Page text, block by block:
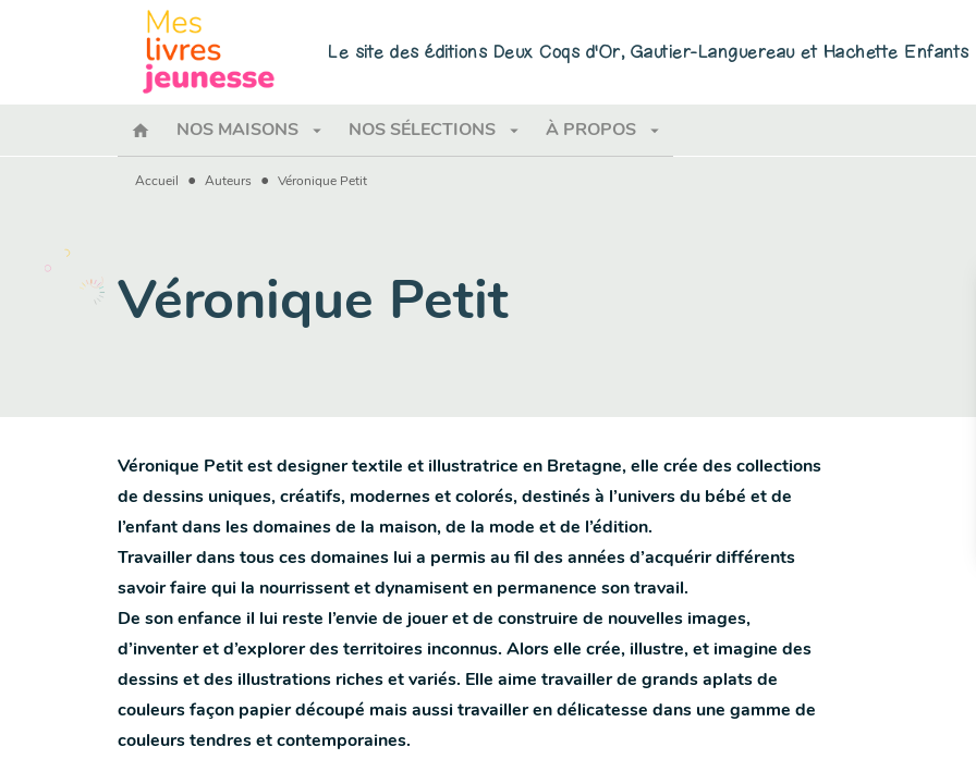
MENU
Le site des éditions Deux Coqs d'Or, Gautier-Languereau et Hachette Enfants
home NOS MAISONS arrow_drop_down NOS SÉLECTIONS arrow_drop_down À PROPOS arrow_drop_down
Accueil • Auteurs • Véronique Petit
Véronique Petit
Véronique Petit est designer textile et illustratrice en Bretagne, elle crée des collections
de dessins uniques, créatifs, modernes et colorés, destinés à l’univers du bébé et de
l’enfant dans les domaines de la maison, de la mode et de l’édition.
Travailler dans tous ces domaines lui a permis au fil des années d’acquérir différents
savoir faire qui la nourrissent et dynamisent en permanence son travail.
De son enfance il lui reste l’envie de jouer et de construire de nouvelles images,
d’inventer et d’explorer des territoires inconnus. Alors elle crée, illustre, et imagine des
dessins et des illustrations riches et variés. Elle aime travailler de grands aplats de
couleurs façon papier découpé mais aussi travailler en délicatesse dans une gamme de
couleurs tendres et contemporaines.